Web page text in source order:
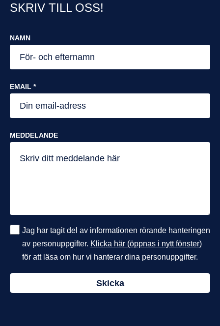
SKRIV TILL OSS!
NAMN
EMAIL *
MEDDELANDE
Jag har tagit del av informationen rörande hanteringen
av personuppgifter. Klicka här (öppnas i nytt fönster)
för att läsa om hur vi hanterar dina personuppgifter.